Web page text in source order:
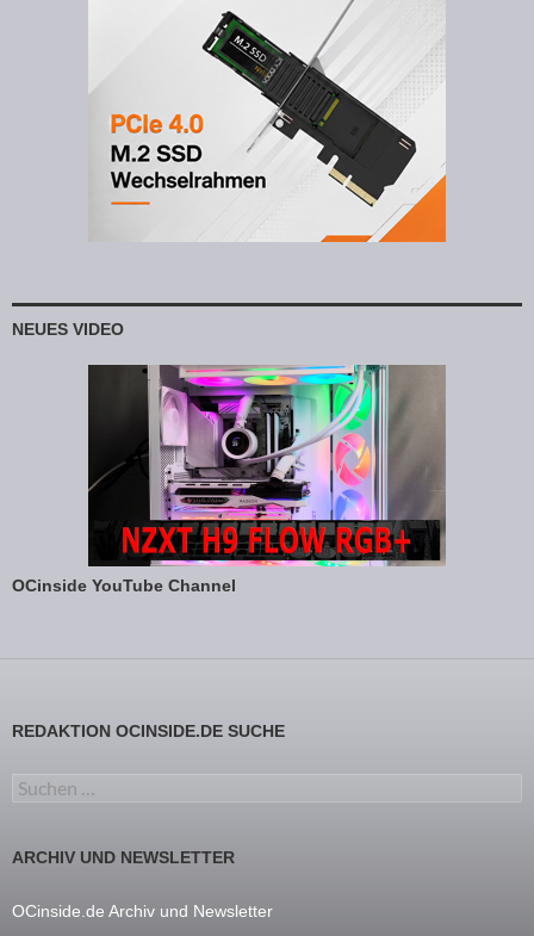
NEUES VIDEO
OCinside YouTube Channel
REDAKTION OCINSIDE.DE SUCHE
Suchen nach:
ARCHIV UND NEWSLETTER
OCinside.de Archiv und Newsletter